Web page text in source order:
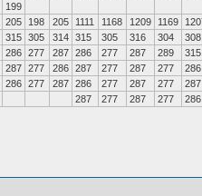
199
205 198 205 1111 1168 1209 1169
315 305 314 315 305 316 304
308
286 277 287 286 277 287 289
315
287 277 286 287 277 287 277
286
286 277 287 286 277 287 277
287
287 277 287 277 286